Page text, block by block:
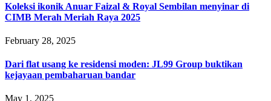
Koleksi ikonik Anuar Faizal & Royal Sembilan menyinar di
CIMB Merah Meriah Raya 2025
February 28, 2025
Dari flat usang ke residensi moden: JL99 Group buktikan
kejayaan pembaharuan bandar
May 1, 2025